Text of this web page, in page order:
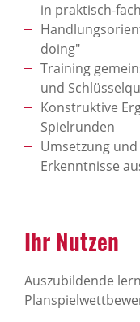
in praktisch-
doing"
Training
und
Konstruktive
Spielrunden
Umsetzung
Erkenntnisse
Ihr Nutzen
Auszubildende